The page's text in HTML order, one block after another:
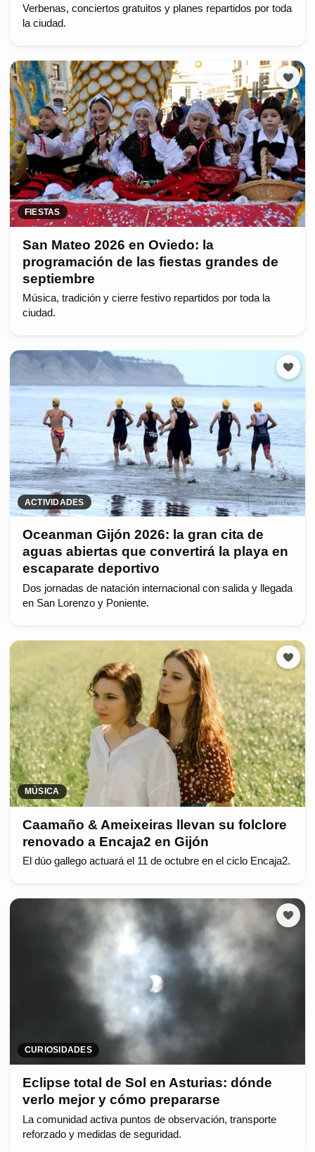
Verbenas, conciertos gratuitos y planes repartidos por toda
la ciudad.
FIESTAS
San Mateo 2026 en Oviedo: la
programación de las fiestas grandes de
septiembre
Música, tradición y cierre festivo repartidos por toda la
ciudad.
ACTIVIDADES
Oceanman Gijón 2026: la gran cita de
aguas abiertas que convertirá la playa en
escaparate deportivo
Dos jornadas de natación internacional con salida y llegada
en San Lorenzo y Poniente.
MÚSICA
Caamaño & Ameixeiras llevan su folclore
renovado a Encaja2 en Gijón
El dúo gallego actuará el 11 de octubre en el ciclo Encaja2.
CURIOSIDADES
Eclipse total de Sol en Asturias: dónde
verlo mejor y cómo prepararse
La comunidad activa puntos de observación, transporte
reforzado y medidas de seguridad.